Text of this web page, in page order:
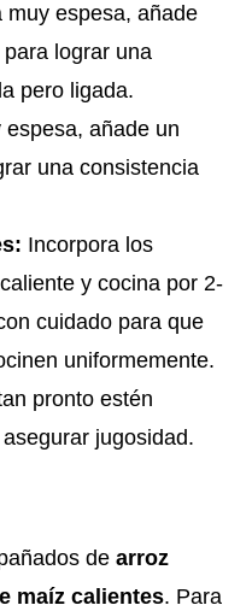
muy espesa, añade
lograr una
pero ligada.
añade un
una consistencia
Incorpora los
y cocina por 2-
cuidado para que
uniformemente.
pronto estén
jugosidad.
de arroz
maíz calientes. Para